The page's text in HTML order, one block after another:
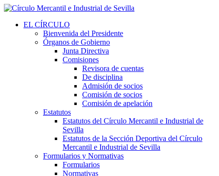
EL CÍRCULO
Bienvenida del Presidente
Órganos de Gobierno
Junta Directiva
Comisiones
Revisora de cuentas
De disciplina
Admisión de socios
Comisión de socios
Comisión de apelación
Estatutos
Estatutos del Círculo Mercantil e Industrial de
Sevilla
Estatutos de la Sección Deportiva del Círculo
Mercantil e Industrial de Sevilla
Formularios y Normativas
Formularios
Normativas